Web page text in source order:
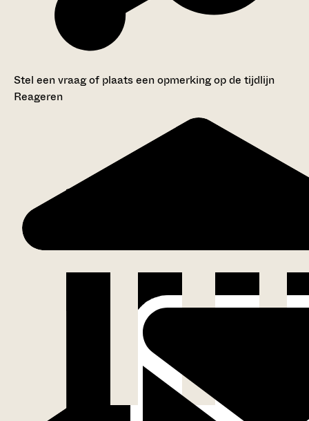
Stel een vraag of plaats een opmerking op de tijdlijn
Reageren